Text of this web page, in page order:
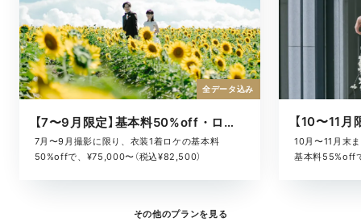
【7〜9月限定】基本料50%off・ロケキャンペーン
7月〜9月撮影に限り、衣装1着ロケの基本料
50%offで、¥75,000〜（税込¥82,500）
全データ込み
10月〜11月末
基本料55%off
その他のプランを見る